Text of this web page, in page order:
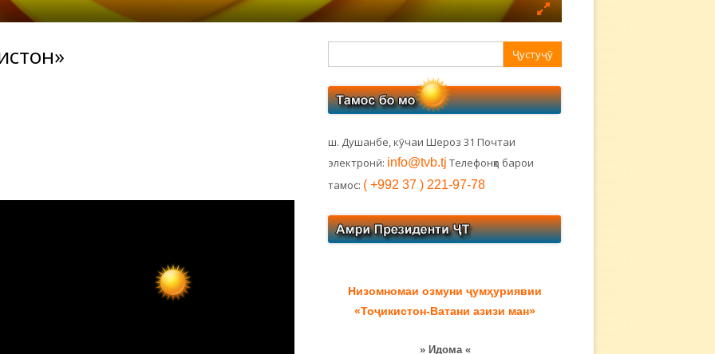
боковая
ш. Душанбе, кӯчаи Шероз 31 Почтаи
электронӣ: info@tvb.tj Телефонҳо барои
тамос: ( +992 37 ) 221-97-78
Низомномаи озмуни ҷумҳуриявии
«Тоҷикистон-Ватани азизи ман»
» Идома «